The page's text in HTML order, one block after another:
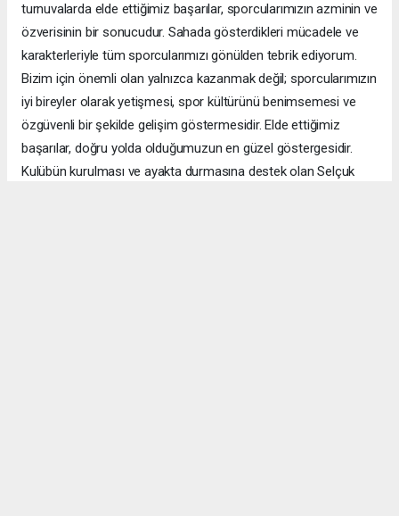
turnuvalarda elde ettiğimiz başarılar, sporcularımızın azminin ve
özverisinin bir sonucudur. Sahada gösterdikleri mücadele ve
karakterleriyle tüm sporcularımızı gönülden tebrik ediyorum.
Bizim için önemli olan yalnızca kazanmak değil; sporcularımızın
iyi bireyler olarak yetişmesi, spor kültürünü benimsemesi ve
özgüvenli bir şekilde gelişim göstermesidir. Elde ettiğimiz
başarılar, doğru yolda olduğumuzun en güzel göstergesidir.
Kulübün kurulması ve ayakta durmasına destek olan Selçuk